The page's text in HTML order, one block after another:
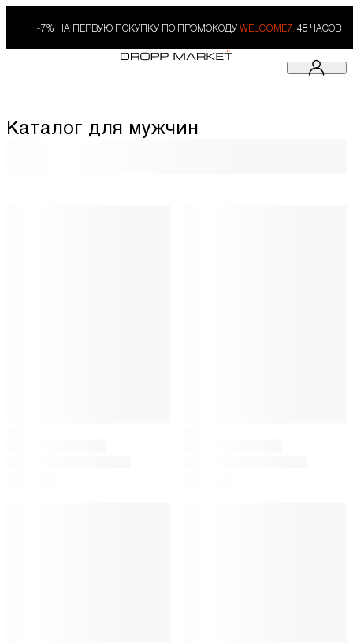
-7% НА ПЕРВУЮ ПОКУПКУ ПО ПРОМОКОДУ WELCOME7. 48 ЧАСОВ
Каталог для мужчин